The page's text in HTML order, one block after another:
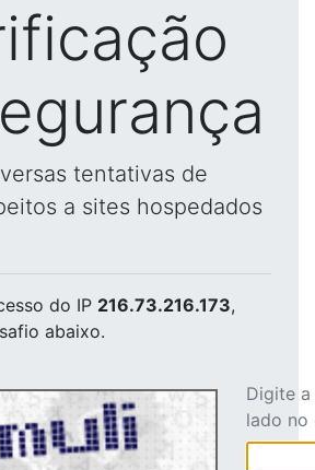
tentativas de
a sites hospedados
do IP 216.73.216.173,
abaixo.
Digite
lado no